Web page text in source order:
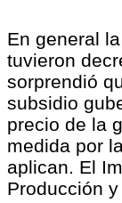
En general
tuvieron
sorprendió
subsidio
precio de la
medida por
aplican. El
Producción